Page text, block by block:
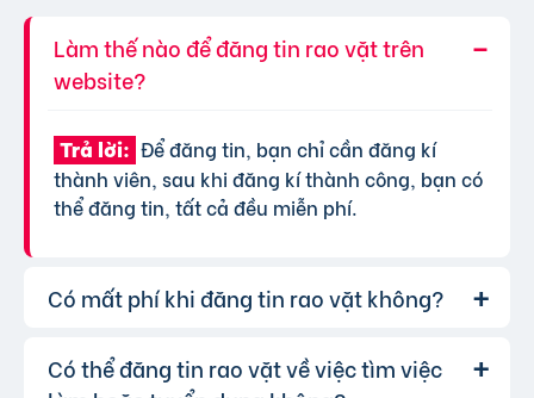
Làm thế nào để đăng tin rao vặt trên
website?
Trả lời: Để đăng tin, bạn chỉ cần đăng kí
thành viên, sau khi đăng kí thành công, bạn có
thể đăng tin, tất cả đều miễn phí.
Có mất phí khi đăng tin rao vặt không?
Trả lời: Chúng tôi cung cấp gói đăng tin miễn
Có thể đăng tin rao vặt về việc tìm việc